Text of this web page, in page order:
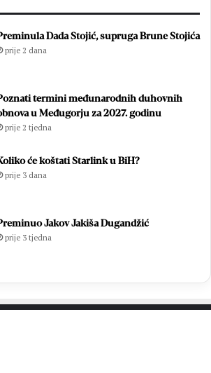
Dada Stojić, supruga Brune Stojića
prije 2 dana
termini međunarodnih duhovnih
u Međugorju za 2027. godinu
prije 2 tjedna
će koštati Starlink u BiH?
prije 3 dana
Jakov Jakiša Dugandžić
prije 3 tjedna